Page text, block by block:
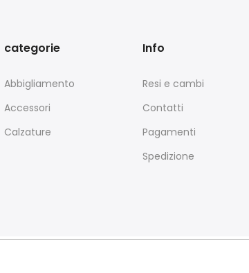
categorie
Abbigliamento
Accessori
Calzature
Info
Resi e cambi
Contatti
Pagamenti
Spedizione